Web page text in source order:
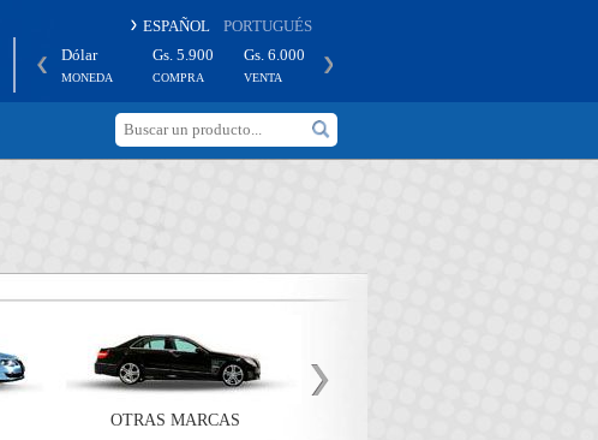
ESPAÑOL
PORTUGUÉS
Dólar
MONEDA
Gs. 5.900
COMPRA
Gs. 6.000
VENTA
OTRAS MARCAS